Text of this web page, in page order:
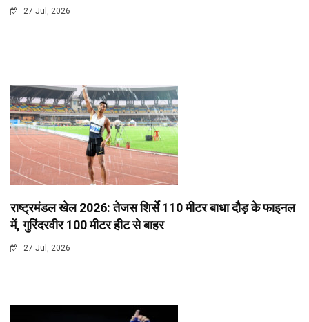
27 Jul, 2026
राष्ट्रमंडल खेल 2026: तेजस शिर्से 110 मीटर बाधा दौड़ के फाइनल
में, गुरिंदरवीर 100 मीटर हीट से बाहर
27 Jul, 2026